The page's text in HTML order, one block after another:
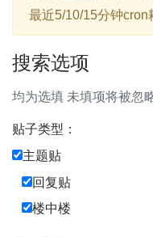
最近5/10/15分钟cron
搜索选项
均为选填 未填项将被忽
贴子类型：
主题贴
回复贴
楼中楼